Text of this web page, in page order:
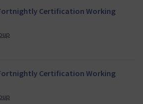
Certification Working
Certification Working